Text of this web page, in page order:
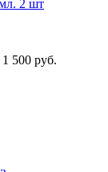
1 500 руб.